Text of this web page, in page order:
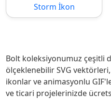
Storm İkon
Bolt koleksiyonumuz çeşitli
ölçeklenebilir SVG
ikonlar ve animasyonlu
ve ticari projelerinizde